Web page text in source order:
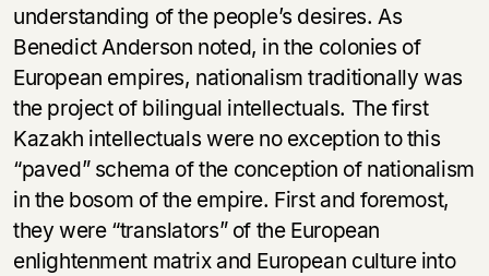
understanding of the people’s desires. As
Benedict Anderson noted, in the colonies of
European empires, nationalism traditionally was
the project of bilingual intellectuals. The first
Kazakh intellectuals were no exception to this
“paved” schema of the conception of nationalism
in the bosom of the empire. First and foremost,
they were “translators” of the European
enlightenment matrix and European culture into